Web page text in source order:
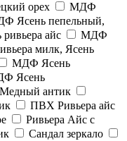
орех
МДФ
Ясень пепельный,
айс
МДФ
милк, Ясень
МДФ Ясень
Ясень
Медный антик
ПВХ Ривьера айс
Ривьера Айс с
Сандал зеркало